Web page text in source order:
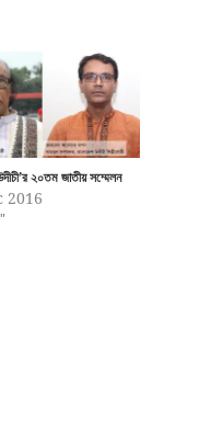
২০তম জাতীয় সম্মেলন
2016